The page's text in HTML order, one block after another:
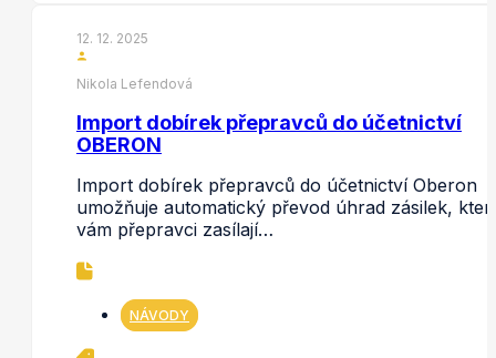
12. 12. 2025
Nikola Lefendová
Import dobírek přepravců do účetnictví
OBERON
Import dobírek přepravců do účetnictví Oberon
umožňuje automatický převod úhrad zásilek,
vám přepravci zasílají…
NÁVODY